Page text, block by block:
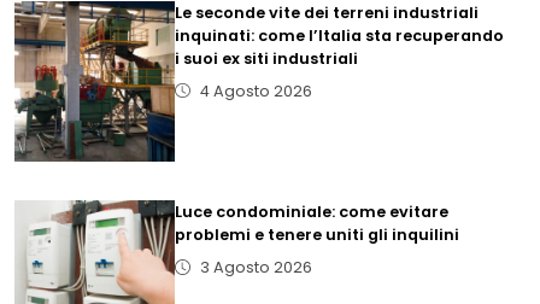
Le seconde vite dei terreni industriali
inquinati: come l’Italia sta recuperando
i suoi ex siti industriali
4 Agosto 2026
Luce condominiale: come evitare
problemi e tenere uniti gli inquilini
3 Agosto 2026